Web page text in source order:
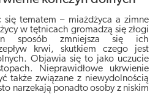
się tematem – miażdżyca a zimne
w tętnicach gromadzą się złogi
sposób zmniejsza się ich
krwi, skutkiem czego jest
. Objawia się to jako uczucie
Nieprawidłowe ukrwienie
także związane z niewydolnością
narzekają ponadto osoby z niskim